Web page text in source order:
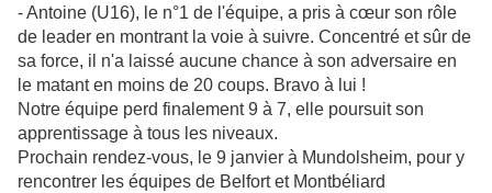
- Antoine (U16), le n°1 de l'équipe, a pris à cœur son rôle
de leader en montrant la voie à suivre. Concentré et sûr de
sa force, il n'a laissé aucune chance à son adversaire en
le matant en moins de 20 coups. Bravo à lui !
Notre équipe perd finalement 9 à 7, elle poursuit son
apprentissage à tous les niveaux.
Prochain rendez-vous, le 9 janvier à Mundolsheim, pour y
rencontrer les équipes de Belfort et Montbéliard